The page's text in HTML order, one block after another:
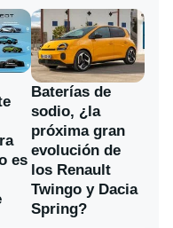
es
Baterías de
sodio, ¿la
próxima gran
evolución de
los Renault
Twingo y Dacia
Spring?